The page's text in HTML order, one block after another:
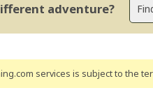
adventure?
services is subject to the